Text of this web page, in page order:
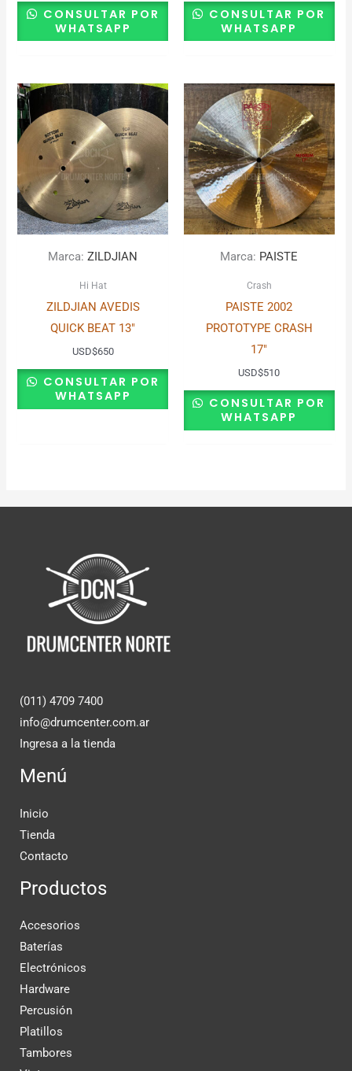
CONSULTAR POR
WHATSAPP
CONSULTAR POR
WHATSAPP
Marca:ZILDJIAN
Hi Hat
ZILDJIAN AVEDIS
QUICK BEAT 13″
USD$650
CONSULTAR POR
WHATSAPP
Marca: PAISTE
Crash
PAISTE 2002
PROTOTYPE CRASH
17″
USD$510
CONSULTAR POR
WHATSAPP
(011) 4709 7400
info@drumcenter.com.ar
Ingresa a la tienda
Menú
Inicio
Tienda
Contacto
Productos
Accesorios
Baterías
Electrónicos
Hardware
Percusión
Platillos
Tambores